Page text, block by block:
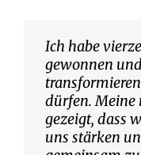
Ich habe
gewonnen
dürfen. Meine
gezeigt, dass
uns stärken